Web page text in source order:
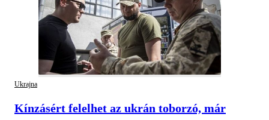
Ukrajna
Kínzásért felelhet az ukrán toborzó, már